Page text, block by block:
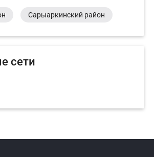
Сарыаркинский район
сети